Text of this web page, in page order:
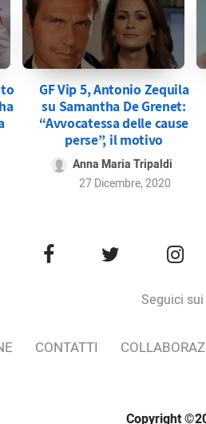
GF Vip 5, Antonio Zequila
su Samantha De Grenet:
“Avvocatessa delle cause
perse”, il motivo
Anna Maria Tripaldi
27 Dicembre, 2020
Seguici
CONTATTI
Copyright